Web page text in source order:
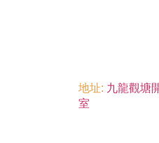
地址: 九龍觀塘
室